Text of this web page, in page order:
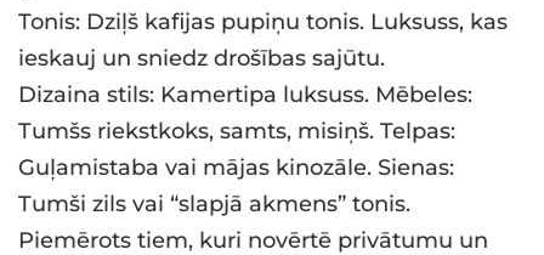
Tonis: Dziļš kafijas pupiņu tonis. Luksuss, kas
ieskauj un sniedz drošības sajūtu.
Dizaina stils: Kamertipa luksuss. Mēbeles:
Tumšs riekstkoks, samts, misiņš. Telpas:
Guļamistaba vai mājas kinozāle. Sienas:
Tumši zils vai “slapjā akmens” tonis.
Piemērots tiem, kuri novērtē privātumu un